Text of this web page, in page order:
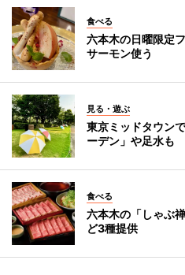
食べる
六本木の日曜限定
サーモン使う
見る・遊ぶ
東京ミッドタウン
ーデン」や足水も
食べる
六本木の「しゃぶ
ど3種提供